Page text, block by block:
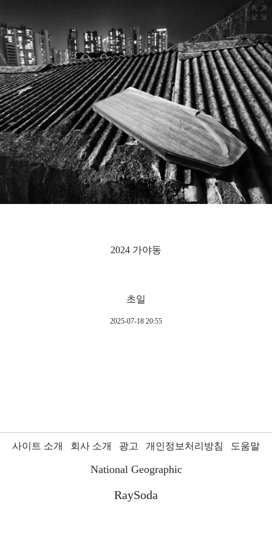
2024 가야동
초일
2025-07-18 20:55
사이트 소개 회사 소개 광고 개인정보처리방침 도움말
National Geographic
RaySoda